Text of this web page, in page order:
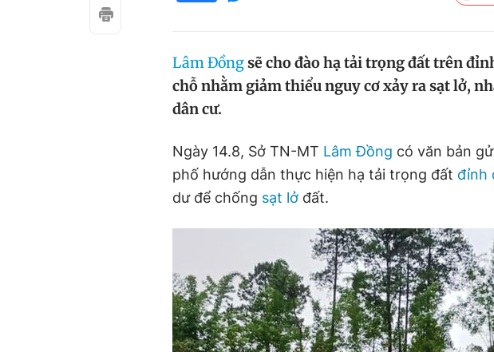
Lâm Đồngsẽ cho đào hạ tải trọng đất trên
chỗ nhằm giảm thiểu nguy cơ xảy ra sạt lở,
dân cư.
Ngày 14.8, Sở TN-MT Lâm Đồng có văn bản
phố hướng dẫn thực hiện hạ tải trọng đất đỉnh
dư để chống sạt lở đất.